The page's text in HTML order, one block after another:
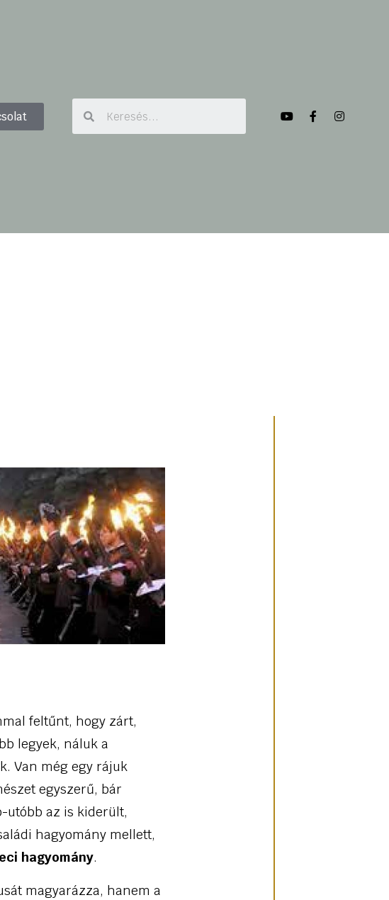
feltűnt, hogy zárt,
legyek, náluk a
Van még egy rájuk
egyszerű, bár
utóbb az is kiderült,
hagyomány mellett,
hagyomány.
magyarázza, hanem a